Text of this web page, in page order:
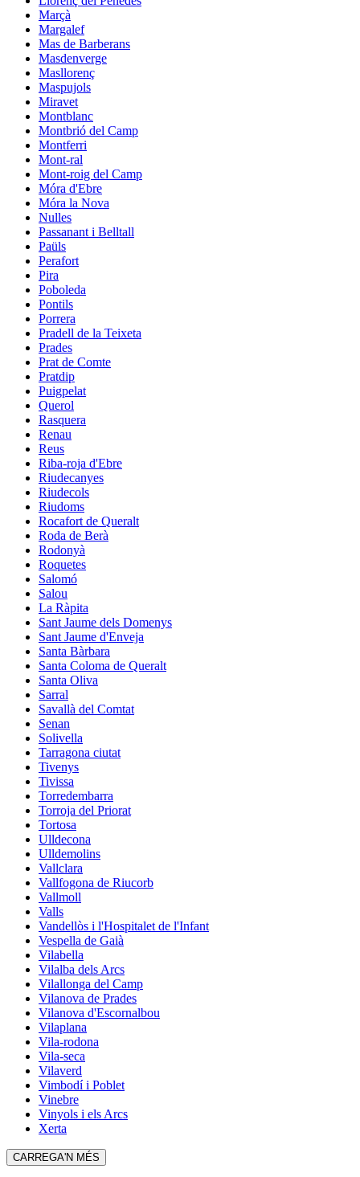
Marçà
Margalef
Mas de Barberans
Masdenverge
Masllorenç
Maspujols
Miravet
Montblanc
Montbrió del Camp
Montferri
Mont-ral
Mont-roig del Camp
Móra d'Ebre
Móra la Nova
Nulles
Passanant i Belltall
Paüls
Perafort
Pira
Poboleda
Pontils
Porrera
Pradell de la Teixeta
Prades
Prat de Comte
Pratdip
Puigpelat
Querol
Rasquera
Renau
Reus
Riba-roja d'Ebre
Riudecanyes
Riudecols
Riudoms
Rocafort de Queralt
Roda de Berà
Rodonyà
Roquetes
Salomó
Salou
La Ràpita
Sant Jaume dels Domenys
Sant Jaume d'Enveja
Santa Bàrbara
Santa Coloma de Queralt
Santa Oliva
Sarral
Savallà del Comtat
Senan
Solivella
Tarragona ciutat
Tivenys
Tivissa
Torredembarra
Torroja del Priorat
Tortosa
Ulldecona
Ulldemolins
Vallclara
Vallfogona de Riucorb
Vallmoll
Valls
Vandellòs i l'Hospitalet de l'Infant
Vespella de Gaià
Vilabella
Vilalba dels Arcs
Vilallonga del Camp
Vilanova de Prades
Vilanova d'Escornalbou
Vilaplana
Vila-rodona
Vila-seca
Vilaverd
Vimbodí i Poblet
Vinebre
Vinyols i els Arcs
Xerta
CARREGA'N MÉS